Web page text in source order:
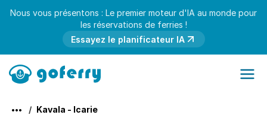
Nous vous présentons : Le premier moteur d'IA au monde pour
les réservations de ferries !
Essayez le planificateur IA
Kavala - Icarie